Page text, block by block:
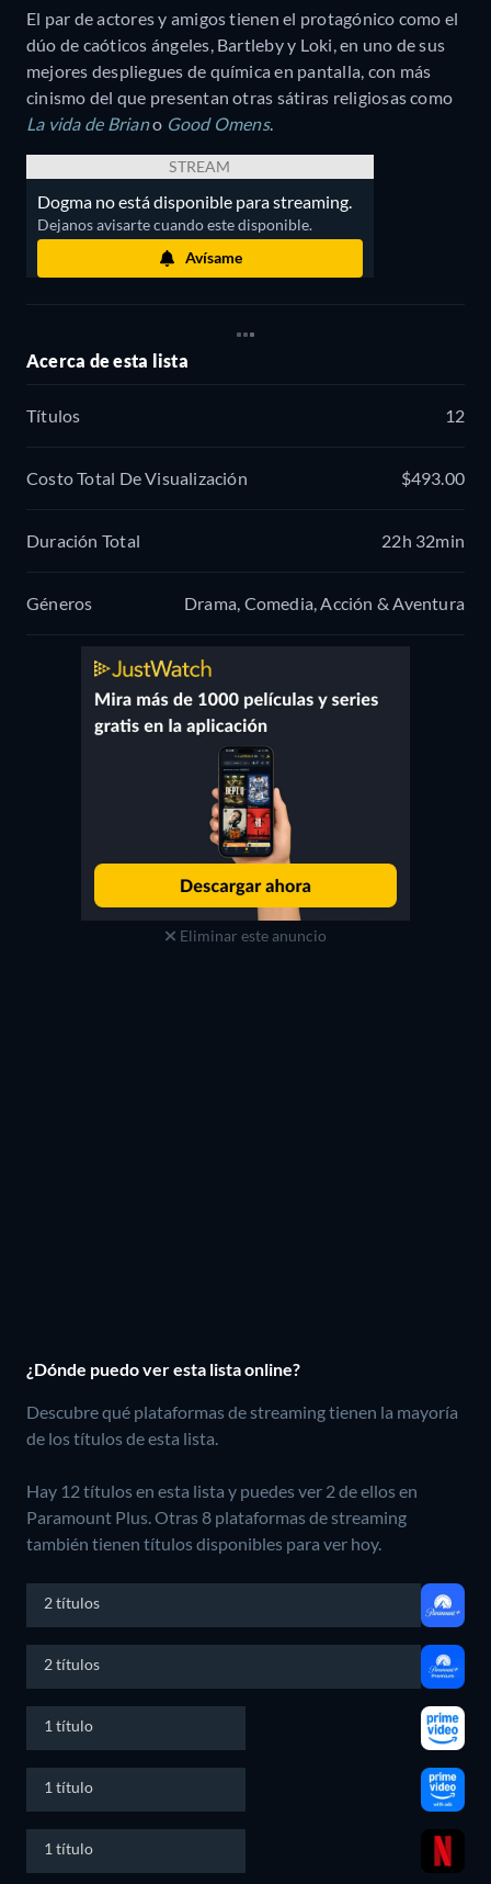
El par de actores y amigos tienen el protagónico como el
dúo de caóticos ángeles, Bartleby y Loki, en uno de sus
mejores despliegues de química en pantalla, con más
cinismo del que presentan otras sátiras religiosas como
La vida de Briano Good Omens.
STREAM
Dogma no está disponible para streaming.
Dejanos avisarte cuando este disponible.
Avísame
Acerca de esta lista
Títulos 12
Costo Total De Visualización $493.00
Duración Total 22h 32min
Géneros Drama, Comedia, Acción & Aventura
Eliminar este anuncio
¿Dónde puedo ver esta lista online?
Descubre qué plataformas de streaming tienen la mayoría
de los títulos de esta lista.
Hay 12 títulos en esta lista y puedes ver 2 de ellos en
Paramount Plus. Otras 8 plataformas de streaming
también tienen títulos disponibles para ver hoy.
2 títulos
2 títulos
1 título
1 título
1 título